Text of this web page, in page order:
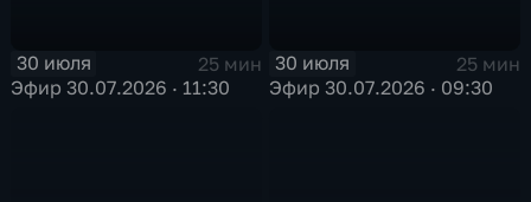
30 июля
25 мин
Эфир 30.07.2026 · 11:30
30 июля
25 мин
Эфир 30.07.2026 · 09:30